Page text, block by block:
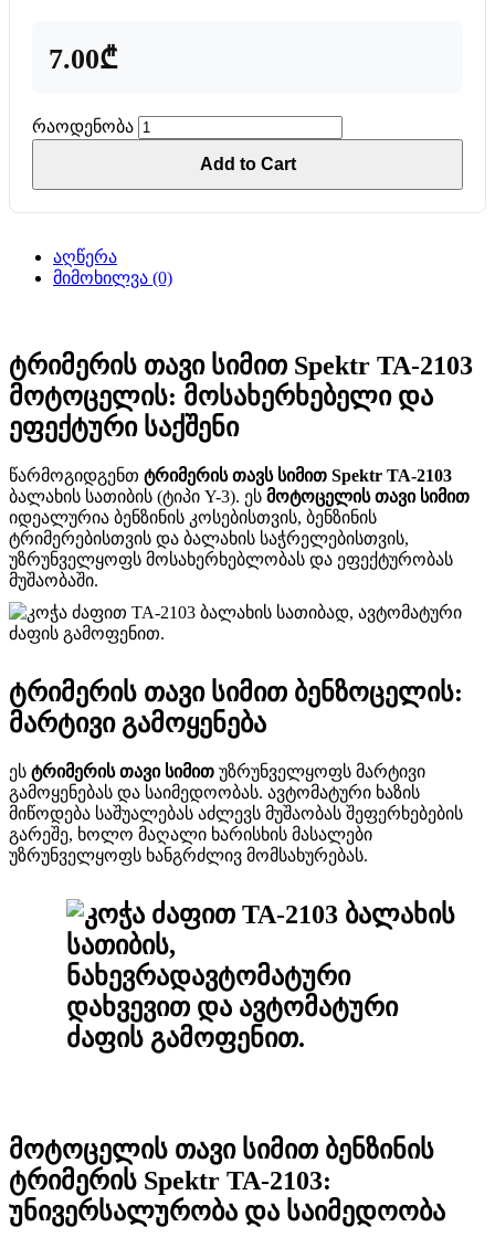
7.00₾
რაოდენობა
Add to Cart
აღწერა
მიმოხილვა (0)
ტრიმერის თავი სიმით Spektr TA-2103
მოტოცელის: მოსახერხებელი და
ეფექტური საქშენი
წარმოგიდგენთ ტრიმერის თავს სიმით Spektr TA-2103
ბალახის სათიბის (ტიპი Y-3). ეს მოტოცელის თავი სიმით
იდეალურია ბენზინის კოსებისთვის, ბენზინის
ტრიმერებისთვის და ბალახის საჭრელებისთვის,
უზრუნველყოფს მოსახერხებლობას და ეფექტურობას
მუშაობაში.
ტრიმერის თავი სიმით ბენზოცელის:
მარტივი გამოყენება
ეს ტრიმერის თავი სიმით უზრუნველყოფს მარტივი
გამოყენებას და საიმედოობას. ავტომატური ხაზის
მიწოდება საშუალებას აძლევს მუშაობას შეფერხებების
გარეშე, ხოლო მაღალი ხარისხის მასალები
უზრუნველყოფს ხანგრძლივ მომსახურებას.
მოტოცელის თავი სიმით ბენზინის
ტრიმერის Spektr TA-2103:
უნივერსალურობა და საიმედოობა